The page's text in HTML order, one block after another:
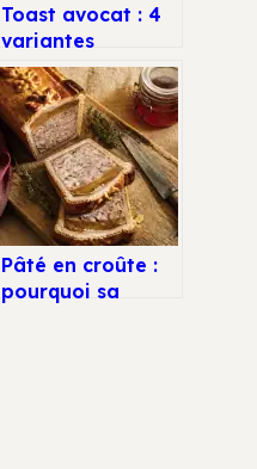
Toast avocat : 4
variantes
gourmandes et la
méthode pour
une texture
parfaite
Pâté en croûte :
pourquoi sa